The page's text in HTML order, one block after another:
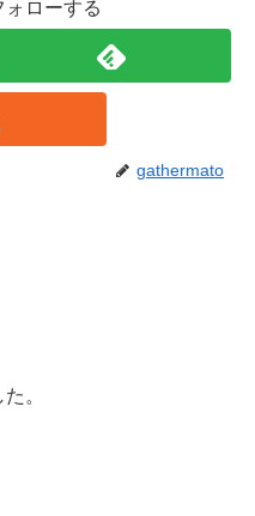
ローする
gathermato
。